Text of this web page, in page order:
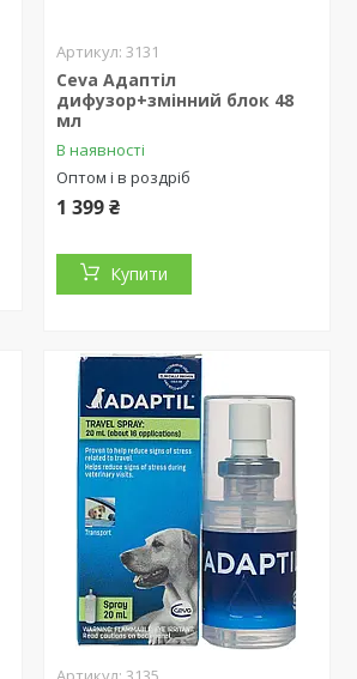
3131
Ceva Адаптіл
дифузор+змінний блок 48
мл
В наявності
Оптом і в роздріб
1 399 ₴
Купити